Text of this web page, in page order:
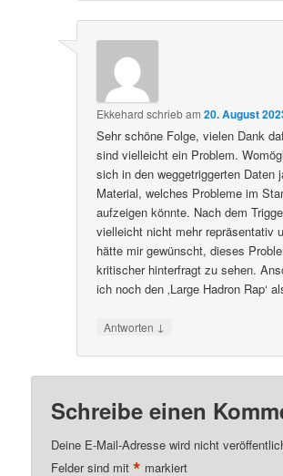
Ekkehard schriebam20. August
Sehr schöne Folge, vielen Dank
sind vielleicht ein Problem.
sich in den weggetriggerten Daten
Material, welches Probleme im
aufzeigen könnte. Nach dem
vielleicht nicht mehr repräsentativ
hätte mir gewünscht, dieses
kritischer hinterfragt zu sehen.
ich noch den ‚Large Hadron Rap‘
Antworten ↓
Schreibe einen
Deine E-Mail-Adresse wird nicht
Felder sind mit* markiert